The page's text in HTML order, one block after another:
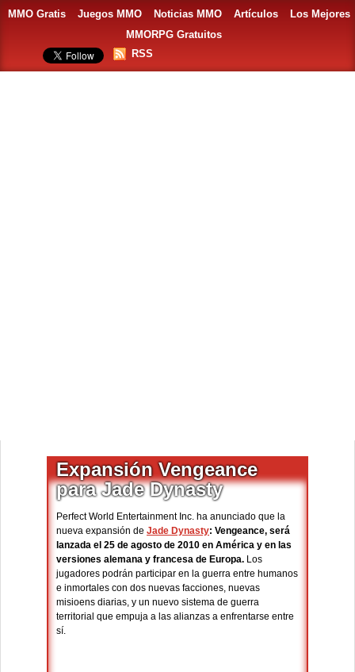
MMO Gratis Juegos MMO Noticias MMO Artículos
Los Mejores
MMORPG Gratuitos
RSS
Expansión Vengeance
para Jade Dynasty
Perfect World Entertainment Inc. ha anunciado que la
nueva expansión de Jade Dynasty: Vengeance, será
lanzada el 25 de agosto de 2010 en América y en las
versiones alemana y francesa de Europa. Los
jugadores podrán participar en la guerra entre humanos
e inmortales con dos nuevas facciones, nuevas
misioens diarias, y un nuevo sistema de guerra
territorial que empuja a las alianzas a enfrentarse entre
sí.